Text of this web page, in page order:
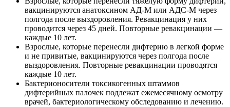
вакцинируются анатоксином АД-М или АДС-М через
полгода после выздоровления. Ревакцинация у них
проводится через 45 дней. Повторные ревакцинации —
каждые 10 лет.
Взрослые, которые перенесли дифтерию в легкой форме
и не привитые, вакцинируются через полгода после
выздоровления. Повторные ревакцинации проводятся
каждые 10 лет.
Бактерионосители токсикогенных штаммов
дифтерийных палочек подлежат ежемесячному осмотру
врачей, бактериологическому обследованию и лечению.